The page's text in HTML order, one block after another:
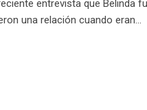
entrevista que Belinda
una relación cuando eran…